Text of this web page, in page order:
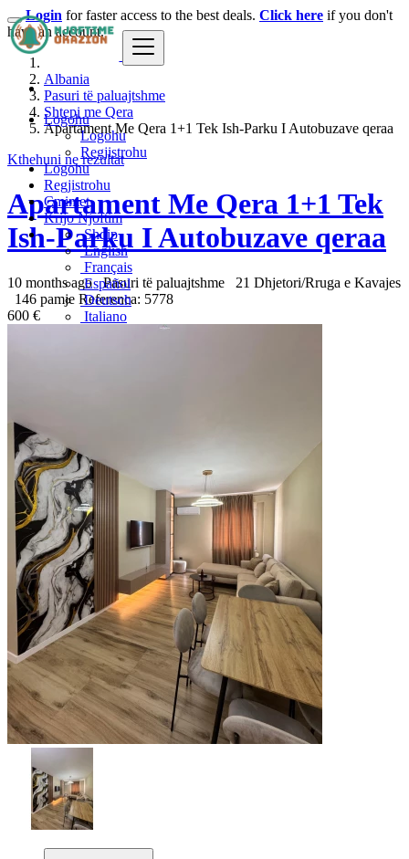
Logohu
Logohu
Regjistrohu
Logohu
Regjistrohu
Çmimet
Krijo Njoftim
Shqip
English
Français
Español
Deutsch
Italiano
Login for faster access to the best deals. Click here if you don't
have an account.
Albania
Pasuri të paluajtshme
Shtepi me Qera
Apartament Me Qera 1+1 Tek Ish-Parku I Autobuzave qeraa
Kthehuni ne rezultat
Apartament Me Qera 1+1 Tek
Ish-Parku I Autobuzave qeraa
10 months ago Pasuri të paluajtshme
21 Dhjetori/Rruga e Kavajes
146 pamje Referenca: 5778
600 €